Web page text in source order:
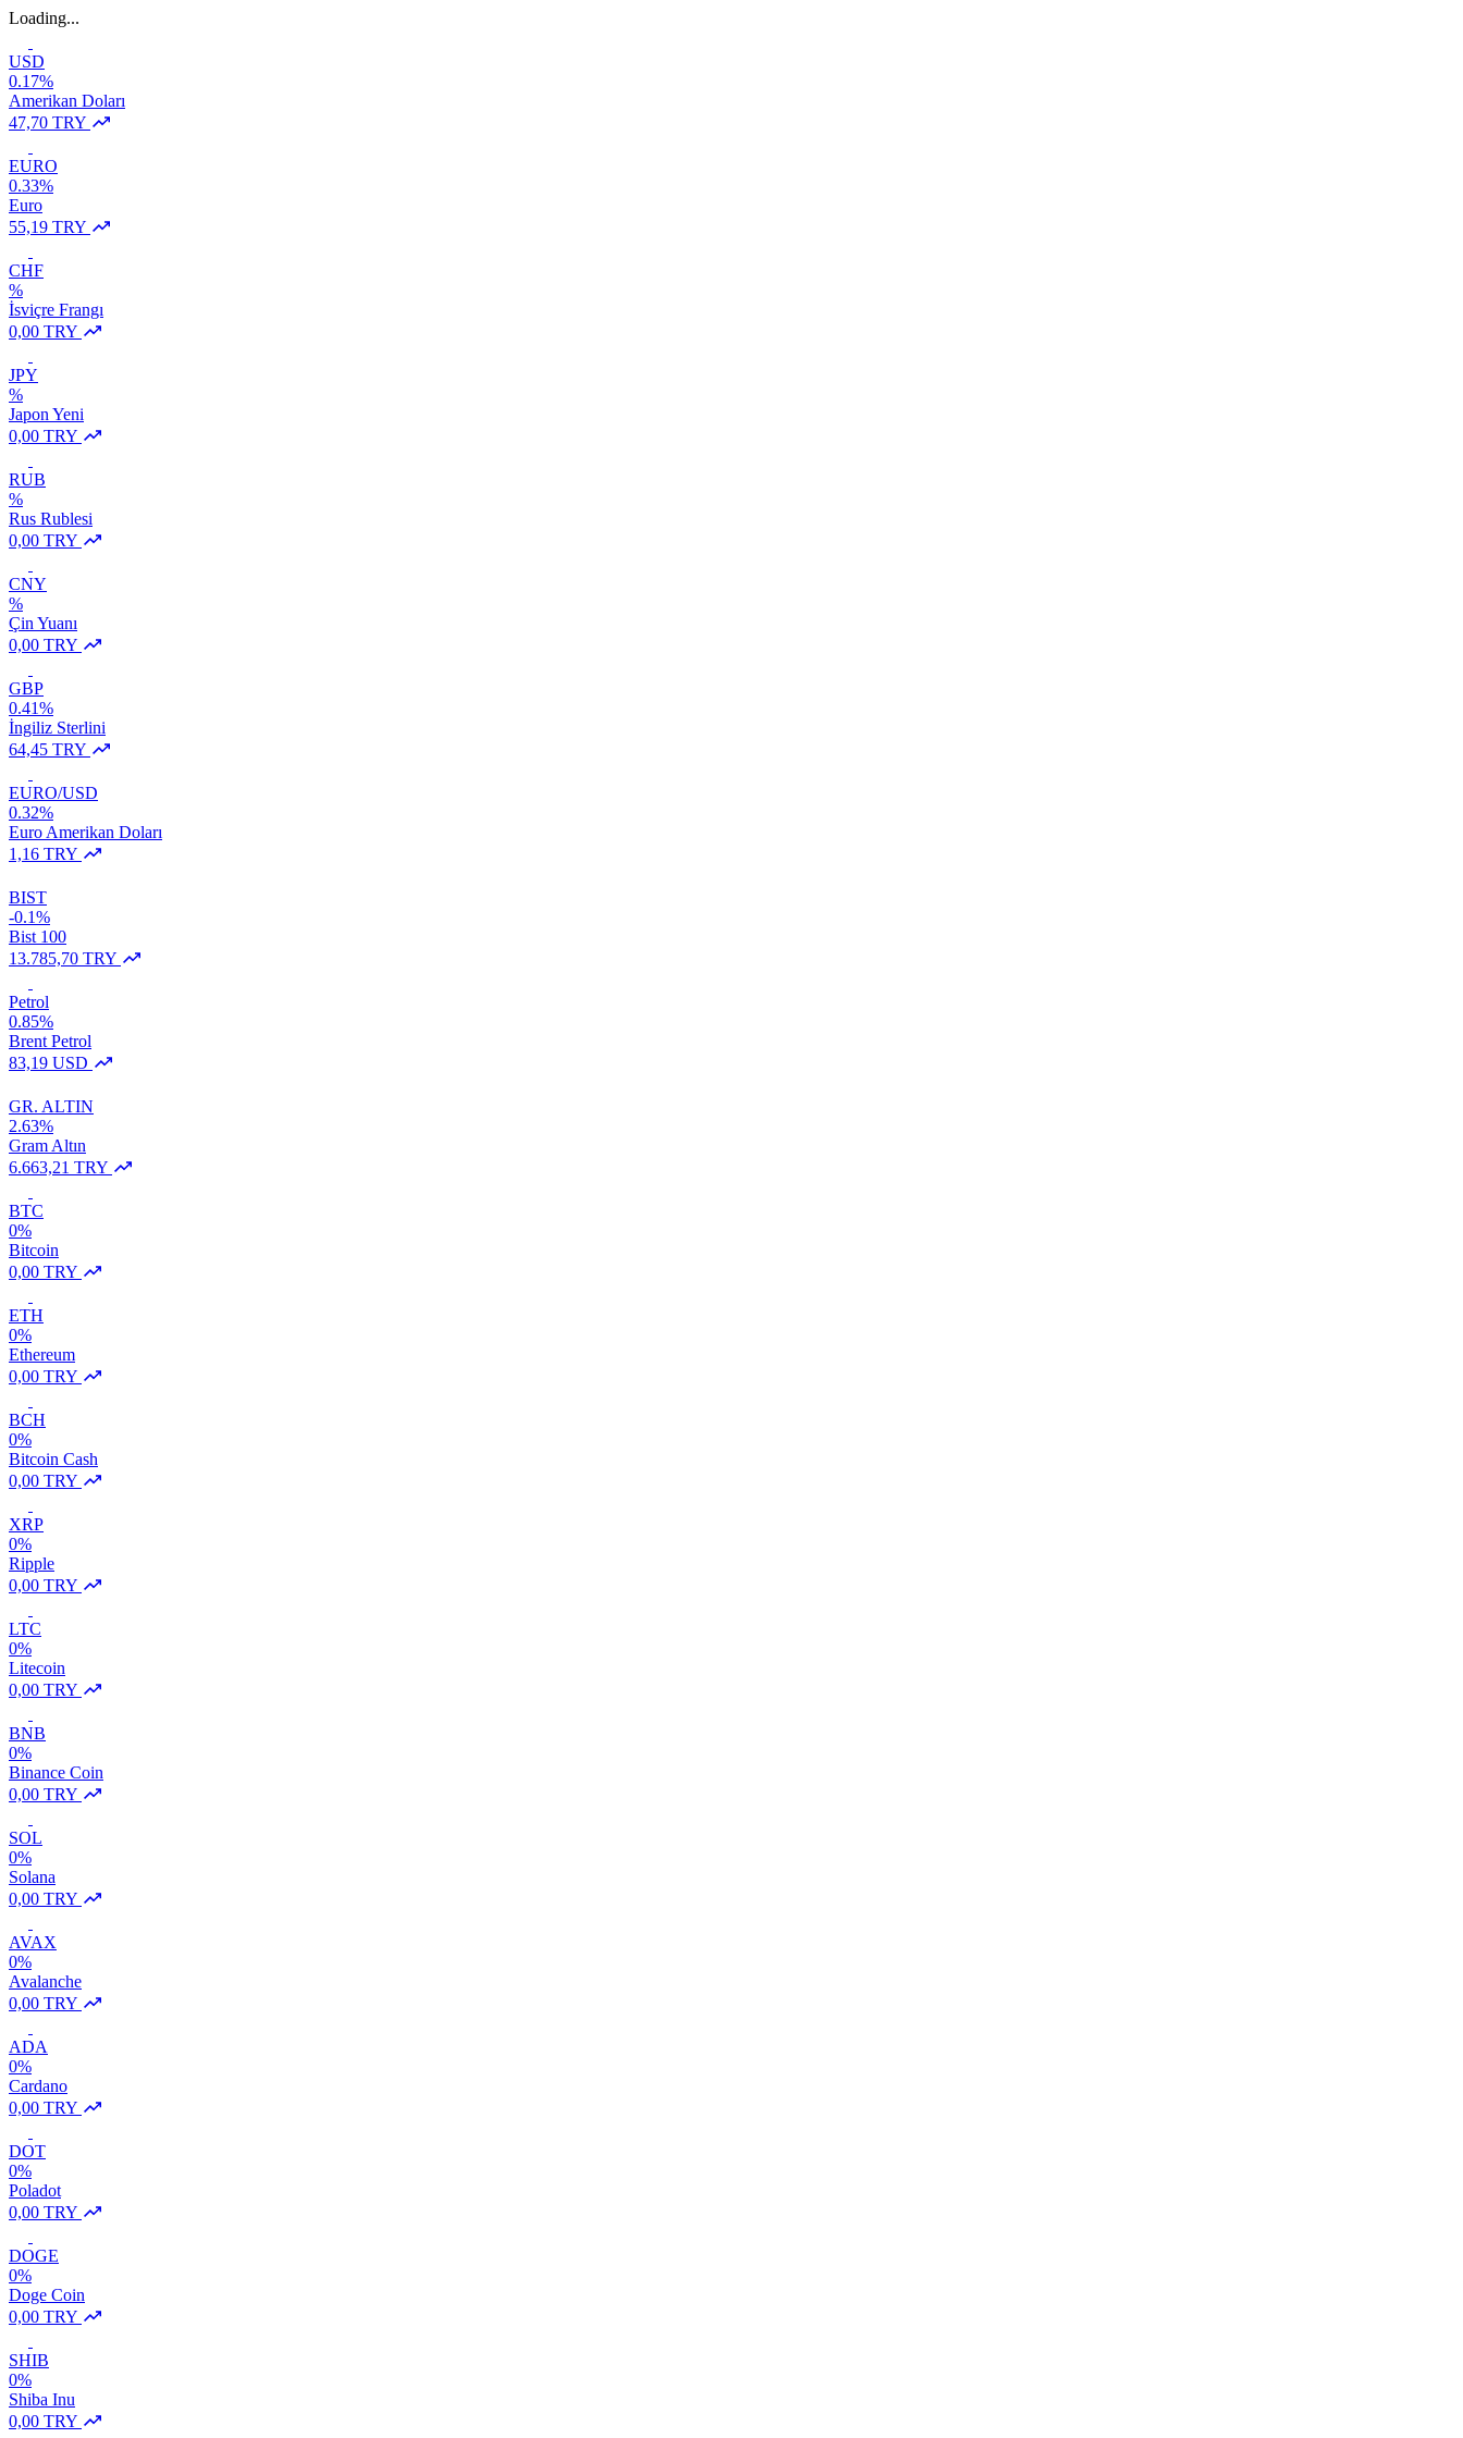
Loading...
USD
0.17%
Amerikan Doları
47,70 TRY
EURO
0.33%
Euro
55,19 TRY
CHF
%
İsviçre Frangı
0,00 TRY
JPY
%
Japon Yeni
0,00 TRY
RUB
%
Rus Rublesi
0,00 TRY
CNY
%
Çin Yuanı
0,00 TRY
GBP
0.41%
İngiliz Sterlini
64,45 TRY
EURO/USD
0.32%
Euro Amerikan Doları
1,16 TRY
BIST
-0.1%
Bist 100
13.785,70 TRY
Petrol
0.85%
Brent Petrol
83,19 USD
GR. ALTIN
2.63%
Gram Altın
6.663,21 TRY
BTC
0%
Bitcoin
0,00 TRY
ETH
0%
Ethereum
0,00 TRY
BCH
0%
Bitcoin Cash
0,00 TRY
XRP
0%
Ripple
0,00 TRY
LTC
0%
Litecoin
0,00 TRY
BNB
0%
Binance Coin
0,00 TRY
SOL
0%
Solana
0,00 TRY
AVAX
0%
Avalanche
0,00 TRY
ADA
0%
Cardano
0,00 TRY
DOT
0%
Poladot
0,00 TRY
DOGE
0%
Doge Coin
0,00 TRY
SHIB
0%
Shiba Inu
0,00 TRY